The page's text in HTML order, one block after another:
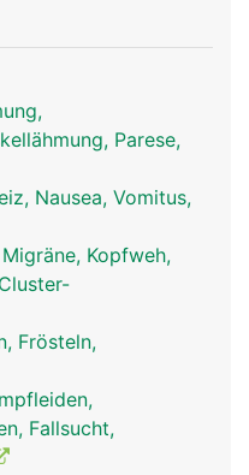
Parese,
Nausea, Vomitus,
Kopfweh,
Frösteln,
Fallsucht,